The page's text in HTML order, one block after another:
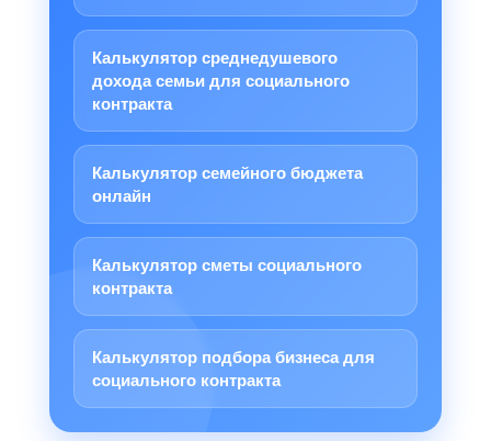
Калькулятор среднедушевого
дохода семьи для социального
контракта
Калькулятор семейного бюджета
онлайн
Калькулятор сметы социального
контракта
Калькулятор подбора бизнеса для
социального контракта